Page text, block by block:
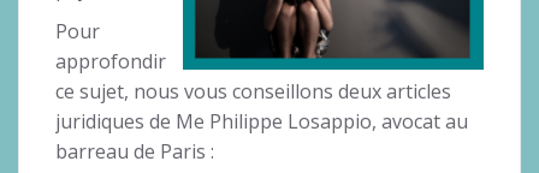
Pour
approfondir
ce sujet, nous vous conseillons deux articles
juridiques de Me Philippe Losappio, avocat au
barreau de Paris :